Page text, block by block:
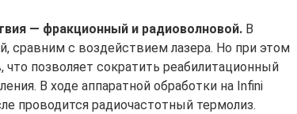
— фракционный и радиоволновой. В
сравним с воздействием лазера. Но при этом
позволяет сократить реабилитационный
В ходе аппаратной обработки на Infini
проводится радиочастотный термолиз.